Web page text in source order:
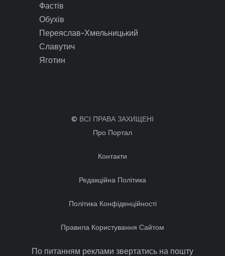
Фастів
Обухів
Переяслав-Хмельницький
Славутич
Яготин
© ВСІ ПРАВА ЗАХИЩЕНІ
Про Портал
Контакти
Редакційна Політика
Політика Конфіденційності
Правила Користування Сайтом
По питанням реклами звертатись на пошту